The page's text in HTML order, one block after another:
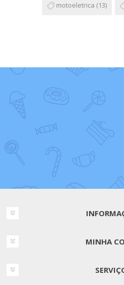
motoeletrica (13)
MINHA